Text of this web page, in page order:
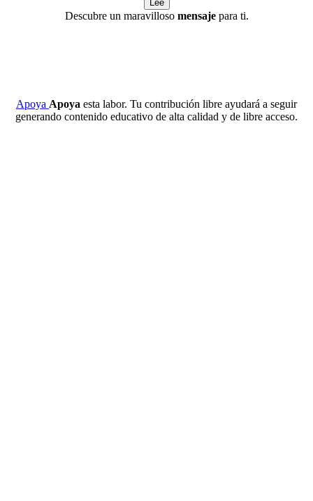
Lee
Descubre un maravilloso mensajepara ti.
Apoya Apoya esta labor. Tu contribución libre ayudará a seguir
generando contenido educativo de alta calidad y de libre acceso.